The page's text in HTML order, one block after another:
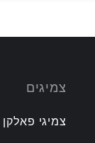
צמיגים
צמיגי פאלקן FALKEN